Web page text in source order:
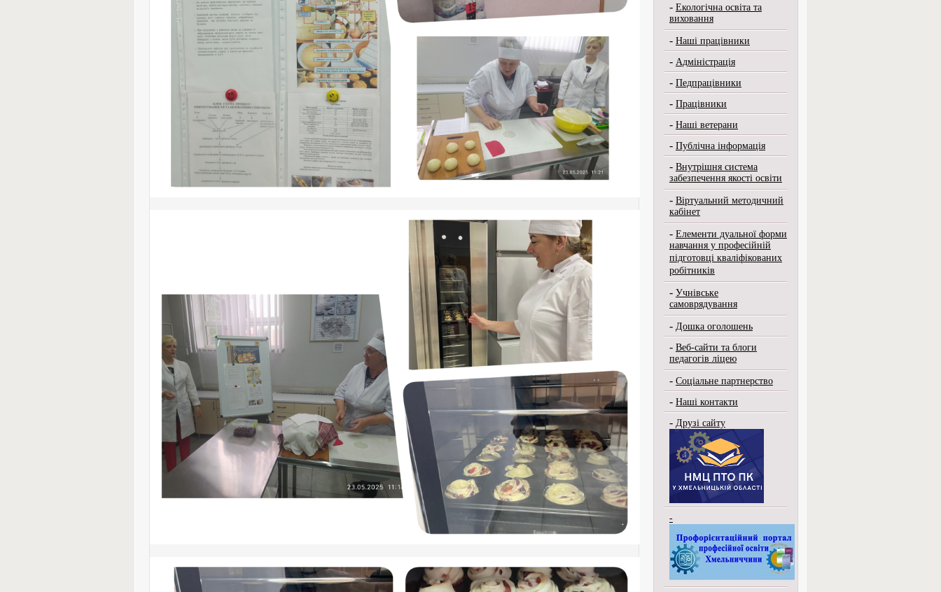
- Екологічна освіта та
виховання
- Наші працівники
- Адміністрація
- Педпрацівники
- Працівники
- Наші ветерани
- Публічна інформація
- Внутрішня система
забезпечення якості освіти
- Віртуальний методичний
кабінет
- Елементи дуальної форми
навчання у професійній
підготовці кваліфікованих
робітників
- Учнівське
самоврядування
- Дошка оголошень
- Веб-сайти та блоги
педагогів ліцею
- Соціальне партнерство
- Наші контакти
- Друзі сайту
-